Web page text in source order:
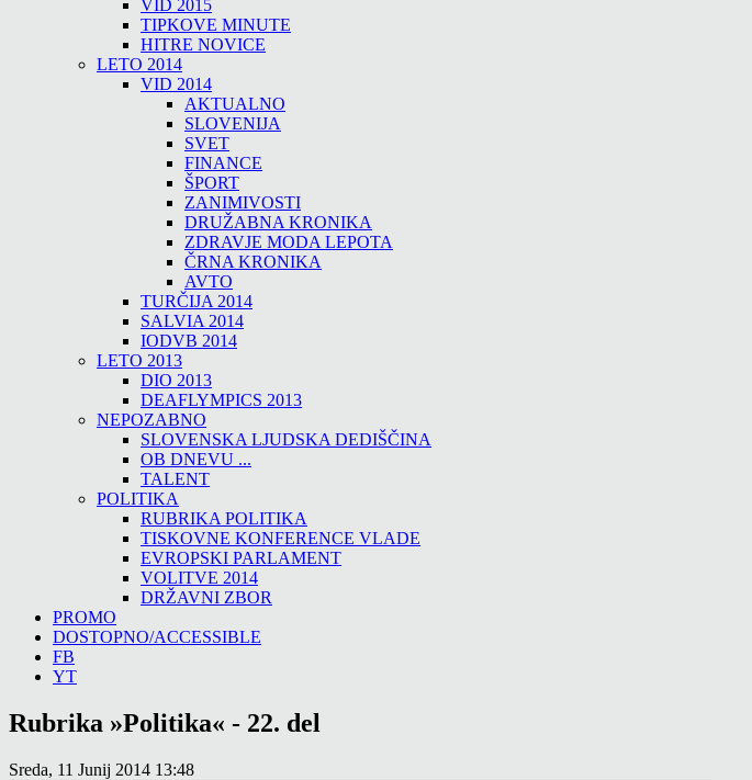
VID 2015
TIPKOVE MINUTE
HITRE NOVICE
LETO 2014
VID 2014
AKTUALNO
SLOVENIJA
SVET
FINANCE
ŠPORT
ZANIMIVOSTI
DRUŽABNA KRONIKA
ZDRAVJE MODA LEPOTA
ČRNA KRONIKA
AVTO
TURČIJA 2014
SALVIA 2014
IODVB 2014
LETO 2013
DIO 2013
DEAFLYMPICS 2013
NEPOZABNO
SLOVENSKA LJUDSKA DEDIŠČINA
OB DNEVU ...
TALENT
POLITIKA
RUBRIKA POLITIKA
TISKOVNE KONFERENCE VLADE
EVROPSKI PARLAMENT
VOLITVE 2014
DRŽAVNI ZBOR
PROMO
DOSTOPNO/ACCESSIBLE
FB
YT
Rubrika »Politika« - 22. del
Sreda, 11 Junij 2014 13:48